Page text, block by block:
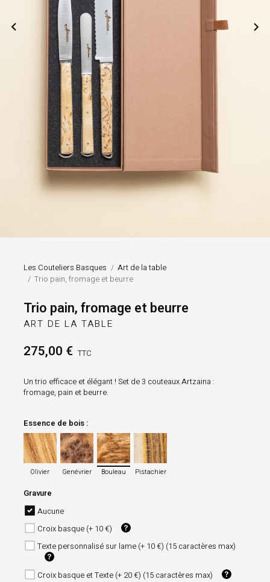
 
Les Couteliers Basques
Art de la table
Trio pain, fromage et beurre
Trio pain, fromage et beurre
ART DE LA TABLE
275,00 € TTC
Un trio efficace et élégant ! Set de 3 couteaux Artzaina :
fromage, pain et beurre.
Essence de bois :
Olivier
Olivier
Genévrier
Genévrier
Bouleau
Bouleau
Pistachier
Pistachier
Gravure
Aucune
Croix basque (+ 10 €)
Texte personnalisé sur lame (+ 10 €) (15 caractères max)
Croix basque et Texte (+ 20 €) (15 caractères max)